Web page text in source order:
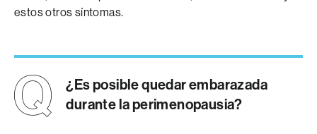
estos otros síntomas.
¿Es posible quedar embarazada
durante la perimenopausia?